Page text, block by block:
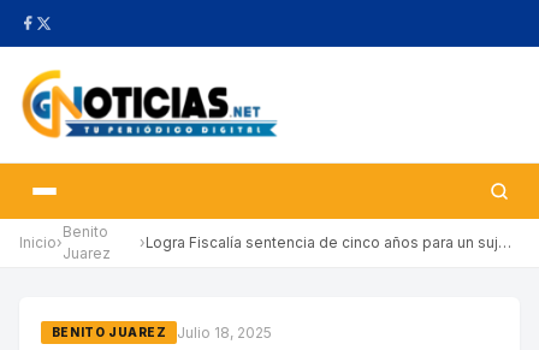
Inicio›
Benito
Juarez
› Logra Fiscalía sentencia de cinco años para un sujeto por incump…
BENITO JUAREZ Julio 18, 2025